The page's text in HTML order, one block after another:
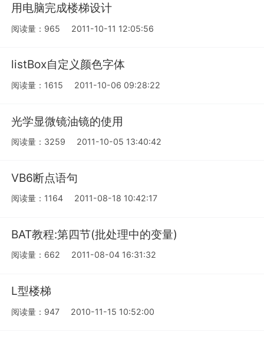
用电脑完成楼梯设计
阅读量：965 2011-10-11 12:05:56
listBox自定义颜色字体
阅读量：1615 2011-10-06 09:28:22
光学显微镜油镜的使用
阅读量：3259 2011-10-05 13:40:42
VB6断点语句
阅读量：1164 2011-08-18 10:42:17
BAT教程:第四节(批处理中的变量)
阅读量：662 2011-08-04 16:31:32
L型楼梯
阅读量：947 2010-11-15 10:52:00